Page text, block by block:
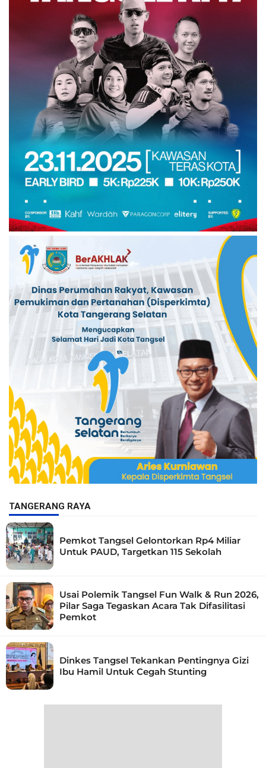
TANGERANG RAYA
Pemkot Tangsel Gelontorkan Rp4 Miliar
Untuk PAUD, Targetkan 115 Sekolah
Usai Polemik Tangsel Fun Walk & Run 2026,
Pilar Saga Tegaskan Acara Tak Difasilitasi
Pemkot
Dinkes Tangsel Tekankan Pentingnya Gizi
Ibu Hamil Untuk Cegah Stunting